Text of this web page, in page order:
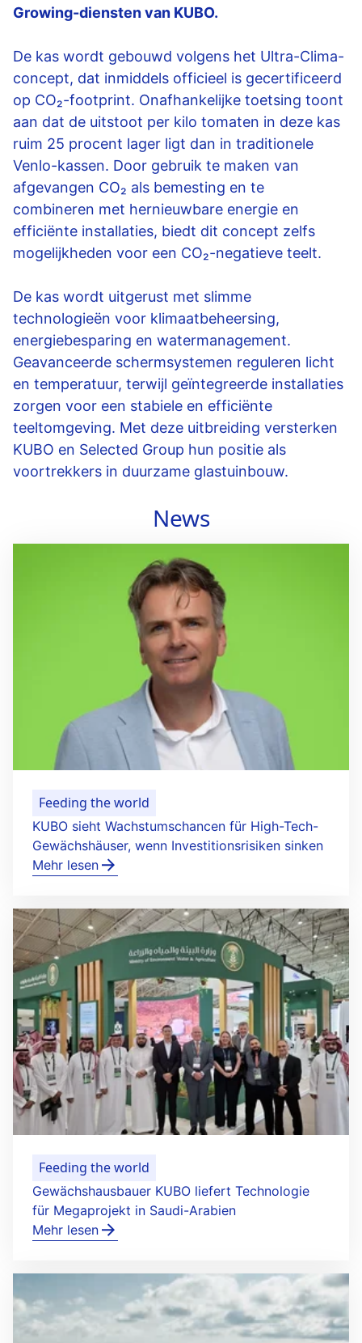
Growing-diensten van KUBO.
De kas wordt gebouwd volgens het Ultra-Clima-
concept, dat inmiddels officieel is gecertificeerd
op CO₂-footprint. Onafhankelijke toetsing toont
aan dat de uitstoot per kilo tomaten in deze kas
ruim 25 procent lager ligt dan in traditionele
Venlo-kassen. Door gebruik te maken van
afgevangen CO₂ als bemesting en te
combineren met hernieuwbare energie en
efficiënte installaties, biedt dit concept zelfs
mogelijkheden voor een CO₂-negatieve teelt.
De kas wordt uitgerust met slimme
technologieën voor klimaatbeheersing,
energiebesparing en watermanagement.
Geavanceerde schermsystemen reguleren licht
en temperatuur, terwijl geïntegreerde installaties
zorgen voor een stabiele en efficiënte
teeltomgeving. Met deze uitbreiding versterken
KUBO en Selected Group hun positie als
voortrekkers in duurzame glastuinbouw.
News
Feeding the world
KUBO sieht Wachstumschancen für High-Tech-
Gewächshäuser, wenn Investitionsrisiken sinken
Mehr lesen
Feeding the world
Gewächshausbauer KUBO liefert Technologie
für Megaprojekt in Saudi-Arabien
Mehr lesen